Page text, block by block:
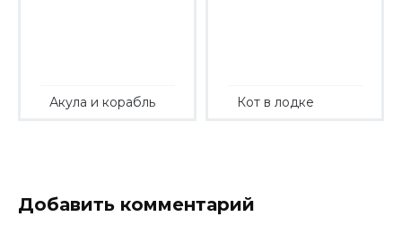
Акула и корабль Кот в лодке
Добавить комментарий